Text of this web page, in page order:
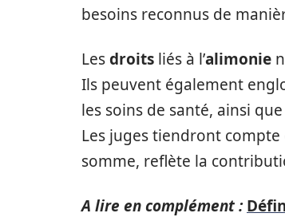
besoins reconnus de
Lesdroits liés à l’alimonie
Ils peuvent également
les soins de santé, ainsi
Les juges tiendront
somme, reflète la
A lire en complément :